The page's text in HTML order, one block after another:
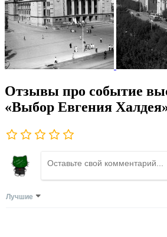
Отзывы про событие
«Выбор Евгения
Лучшие